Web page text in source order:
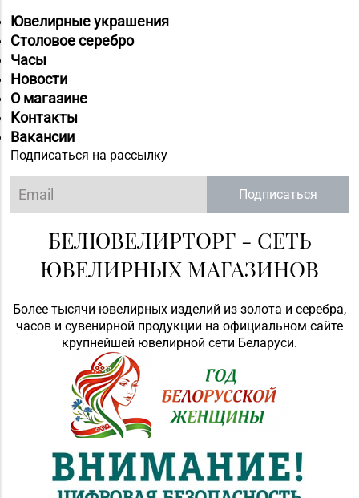
Ювелирные украшения
Столовое серебро
Часы
Новости
О магазине
Контакты
Вакансии
Подписаться на рассылку
Подписаться
БЕЛЮВЕЛИРТОРГ - СЕТЬ
ЮВЕЛИРНЫХ МАГАЗИНОВ
Более тысячи ювелирных изделий из золота и серебра,
часов и сувенирной продукции на официальном сайте
крупнейшей ювелирной сети Беларуси.